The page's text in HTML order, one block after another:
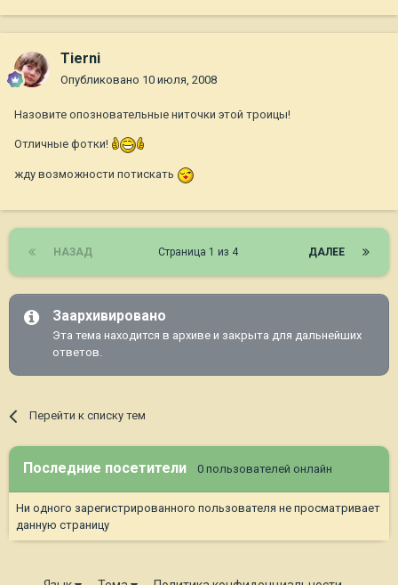
Tierni
Опубликовано 10 июля, 2008
Назовите опозновательные ниточки этой троицы!
Отличные фотки!
жду возможности потискать
НАЗАД ДАЛЕЕ
Страница 1 из 4
Заархивировано
Эта тема находится в архиве и закрыта для дальнейших
ответов.
Перейти к списку тем
Последние посетители 0 пользователей онлайн
Ни одного зарегистрированного пользователя не просматривает
данную страницу